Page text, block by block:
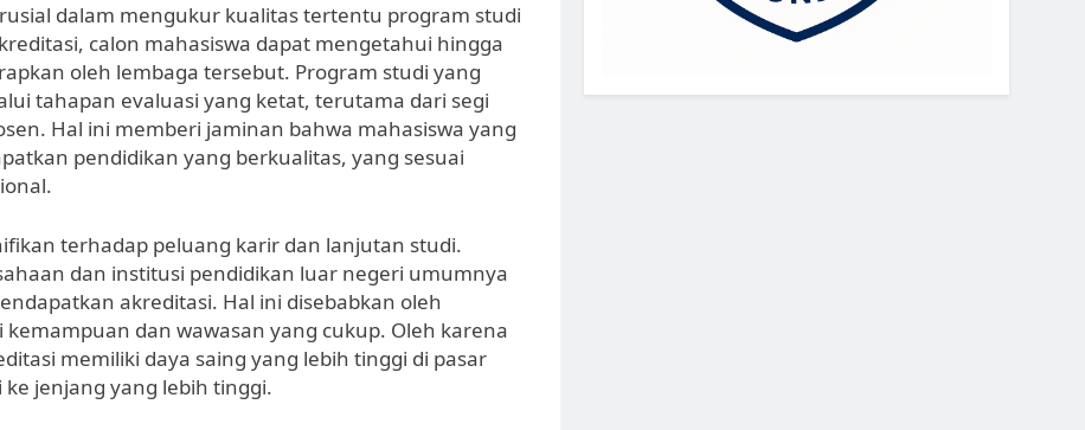
dalam mengukur kualitas tertentu program studi
calon mahasiswa dapat mengetahui hingga
oleh lembaga tersebut. Program studi yang
tahapan evaluasi yang ketat, terutama dari segi
Hal ini memberi jaminan bahwa mahasiswa yang
pendidikan yang berkualitas, yang sesuai
terhadap peluang karir dan lanjutan studi.
dan institusi pendidikan luar negeri umumnya
akreditasi. Hal ini disebabkan oleh
dan wawasan yang cukup. Oleh karena
memiliki daya saing yang lebih tinggi di pasar
jenjang yang lebih tinggi.